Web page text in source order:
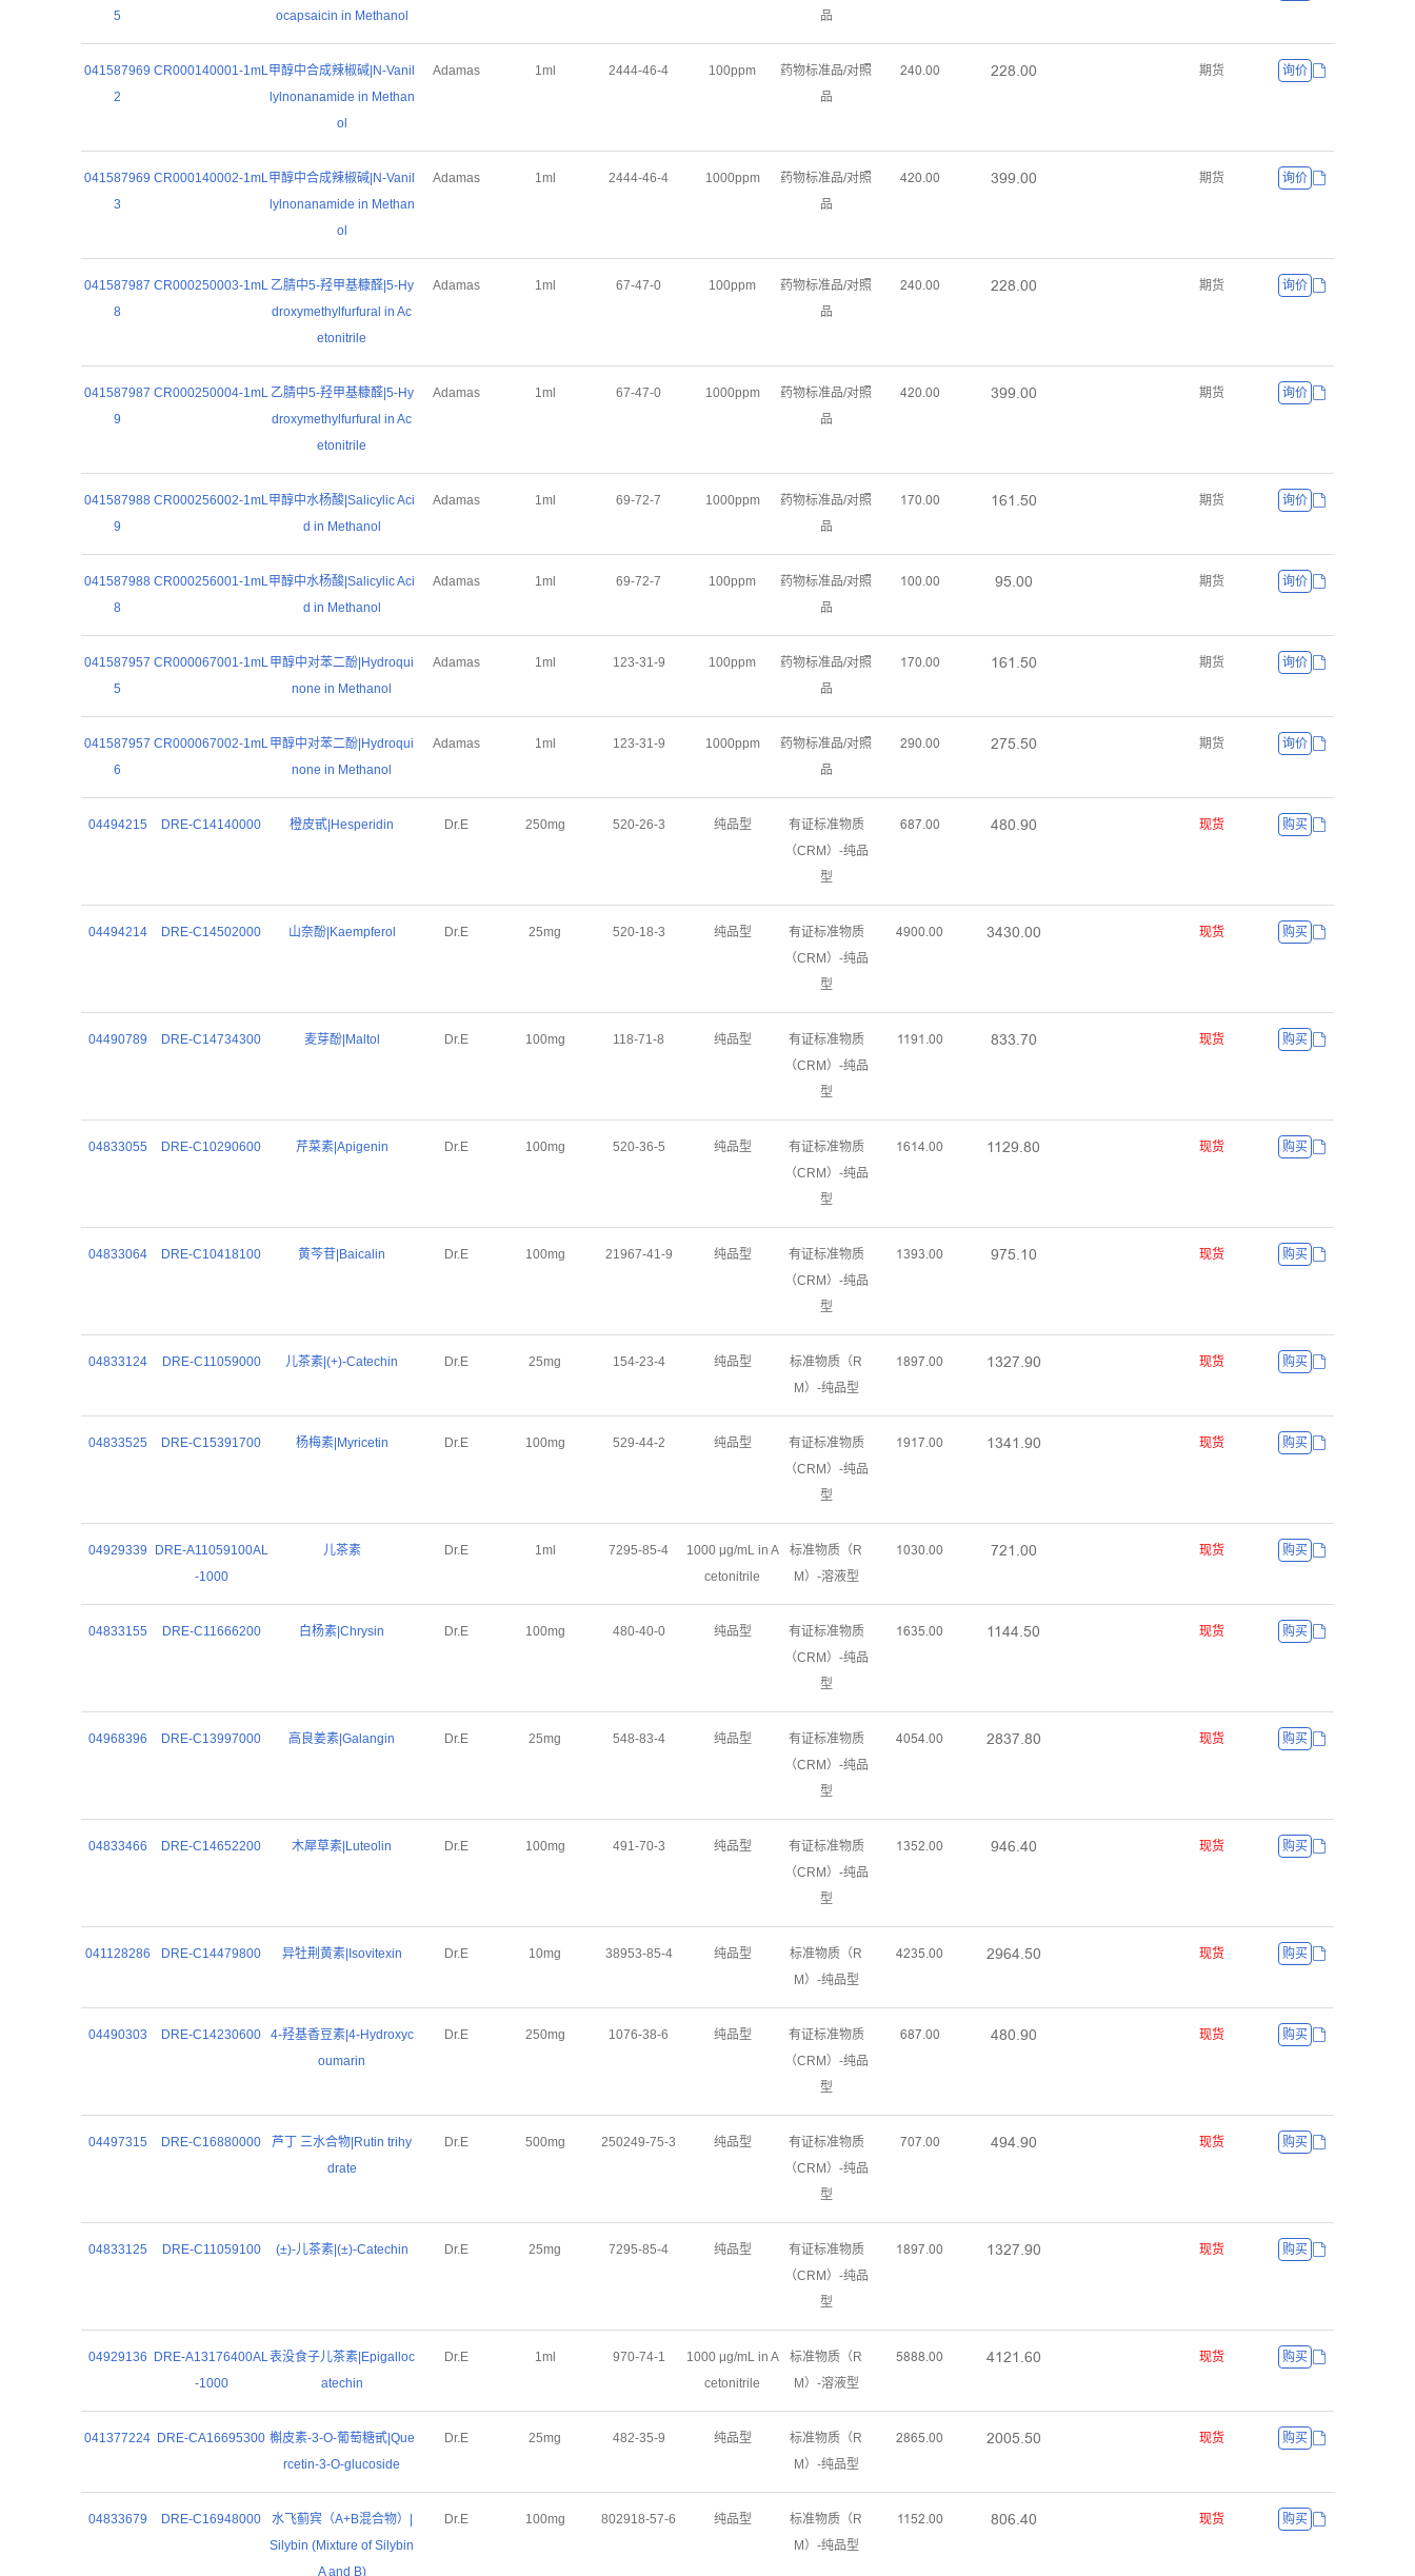
5
ocapsaicin in Methanol
品
041587969
2
CR000140001-1mL甲醇中合成辣椒碱|N-Vanil
lylnonanamide in Methan
ol
Adamas 1ml 2444-46-4 100ppm
药物标准品/对照
品
ŒɉŖŽŖŖ ŒŒȀŽŖŖ 期货 询价
041587969
3
CR000140002-1mL甲醇中合成辣椒碱|N-Vanil
lylnonanamide in Methan
ol
Adamas 1ml 2444-46-4 1000ppm
药物标准品/对照
品
ɉŒŖŽŖŖ ĳŴŴŽŖŖ 期货 询价
041587987
8
CR000250003-1mL 乙腈中5-羟甲基糠醛|5-Hy
droxymethylfurfural in Ac
etonitrile
Adamas 1ml 67-47-0 100ppm
药物标准品/对照
品
ŒɉŖŽŖŖ ŒŒȀŽŖŖ 期货 询价
041587987
9
CR000250004-1mL 乙腈中5-羟甲基糠醛|5-Hy
droxymethylfurfural in Ac
etonitrile
Adamas 1ml 67-47-0 1000ppm
药物标准品/对照
品
ɉŒŖŽŖŖ ĳŴŴŽŖŖ 期货 询价
041587988
9
CR000256002-1mL甲醇中水杨酸|Salicylic Aci
d in Methanol
Adamas 1ml 69-72-7 1000ppm
药物标准品/对照
品
ȩǊŖŽŖŖ ȩĕȩŽŬŖ 期货 询价
041587988
8
CR000256001-1mL甲醇中水杨酸|Salicylic Aci
d in Methanol
Adamas 1ml 69-72-7 100ppm
药物标准品/对照
品
ȩŖŖŽŖŖ ŴŬŽŖŖ 期货 询价
041587957
5
CR000067001-1mL甲醇中对苯二酚|Hydroqui
none in Methanol
Adamas 1ml 123-31-9 100ppm
药物标准品/对照
品
ȩǊŖŽŖŖ ȩĕȩŽŬŖ 期货 询价
041587957
6
CR000067002-1mL甲醇中对苯二酚|Hydroqui
none in Methanol
Adamas 1ml 123-31-9 1000ppm
药物标准品/对照
品
ŒŴŖŽŖŖ ŒǊŬŽŬŖ 期货 询价
04494215 DRE-C14140000 橙皮甙|Hesperidin Dr.E 250mg 520-26-3 纯品型
有证标准物质
（CRM）-纯品
型
ĕȀǊŽŖŖ ɉȀŖŽŴŖ 现货 购买
04494214 DRE-C14502000 山奈酚|Kaempferol Dr.E 25mg 520-18-3 纯品型
有证标准物质
（CRM）-纯品
型
ɉŴŖŖŽŖŖ ĳɉĳŖŽŖŖ 现货 购买
04490789 DRE-C14734300 麦芽酚|Maltol Dr.E 100mg 118-71-8 纯品型
有证标准物质
（CRM）-纯品
型
ȩȩŴȩŽŖŖ ȀĳĳŽǊŖ 现货 购买
04833055 DRE-C10290600 芹菜素|Apigenin Dr.E 100mg 520-36-5 纯品型
有证标准物质
（CRM）-纯品
型
ȩĕȩɉŽŖŖ ȩȩŒŴŽȀŖ 现货 购买
04833064 DRE-C10418100 黄芩苷|Baicalin Dr.E 100mg 21967-41-9 纯品型
有证标准物质
（CRM）-纯品
型
ȩĳŴĳŽŖŖ ŴǊŬŽȩŖ 现货 购买
04833124 DRE-C11059000 儿茶素|(+)-Catechin Dr.E 25mg 154-23-4 纯品型
标准物质（R
M）-纯品型
ȩȀŴǊŽŖŖ ȩĳŒǊŽŴŖ 现货 购买
04833525 DRE-C15391700 杨梅素|Myricetin Dr.E 100mg 529-44-2 纯品型
有证标准物质
（CRM）-纯品
型
ȩŴȩǊŽŖŖ ȩĳɉȩŽŴŖ 现货 购买
04929339
DRE-A11059100AL
-1000
儿茶素 Dr.E 1ml 7295-85-4
1000 μg/mL in A
cetonitrile
标准物质（R
M）-溶液型
ȩŖĳŖŽŖŖ ǊŒȩŽŖŖ 现货 购买
04833155 DRE-C11666200 白杨素|Chrysin Dr.E 100mg 480-40-0 纯品型
有证标准物质
（CRM）-纯品
型
ȩĕĳŬŽŖŖ ȩȩɉɉŽŬŖ 现货 购买
04968396 DRE-C13997000 高良姜素|Galangin Dr.E 25mg 548-83-4 纯品型
有证标准物质
（CRM）-纯品
型
ɉŖŬɉŽŖŖ ŒȀĳǊŽȀŖ 现货 购买
04833466 DRE-C14652200 木犀草素|Luteolin Dr.E 100mg 491-70-3 纯品型
有证标准物质
（CRM）-纯品
型
ȩĳŬŒŽŖŖ ŴɉĕŽɉŖ 现货 购买
041128286 DRE-C14479800 异牡荆黄素|Isovitexin Dr.E 10mg 38953-85-4 纯品型
标准物质（R
M）-纯品型
ɉŒĳŬŽŖŖ ŒŴĕɉŽŬŖ 现货 购买
04490303 DRE-C14230600
4-羟基香豆素|4-Hydroxyc
oumarin
Dr.E 250mg 1076-38-6 纯品型
有证标准物质
（CRM）-纯品
型
ĕȀǊŽŖŖ ɉȀŖŽŴŖ 现货 购买
04497315 DRE-C16880000
芦丁 三水合物|Rutin trihy
drate
Dr.E 500mg 250249-75-3 纯品型
有证标准物质
（CRM）-纯品
型
ǊŖǊŽŖŖ ɉŴɉŽŴŖ 现货 购买
04833125 DRE-C11059100 (±)-儿茶素|(±)-Catechin Dr.E 25mg 7295-85-4 纯品型
有证标准物质
（CRM）-纯品
型
ȩȀŴǊŽŖŖ ȩĳŒǊŽŴŖ 现货 购买
04929136
DRE-A13176400AL
-1000
表没食子儿茶素|Epigalloc
atechin
Dr.E 1ml 970-74-1
1000 μg/mL in A
cetonitrile
标准物质（R
M）-溶液型
ŬȀȀȀŽŖŖ ɉȩŒȩŽĕŖ 现货 购买
041377224 DRE-CA16695300 槲皮素-3-O-葡萄糖甙|Que
rcetin-3-O-glucoside
Dr.E 25mg 482-35-9 纯品型
标准物质（R
M）-纯品型
ŒȀĕŬŽŖŖ ŒŖŖŬŽŬŖ 现货 购买
04833679 DRE-C16948000
水飞蓟宾（A+B混合物）|
Silybin (Mixture of Silybin
A and B)
Dr.E 100mg 802918-57-6 纯品型
标准物质（R
M）-纯品型
ȩȩŬŒŽŖŖ ȀŖĕŽɉŖ 现货 购买